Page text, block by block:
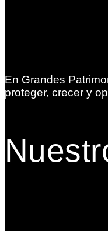
En Grandes
proteger, crecer y